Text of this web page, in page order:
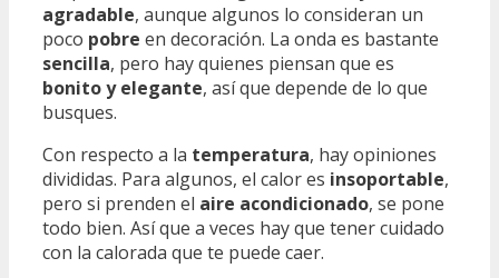
agradable, aunque algunos lo consideran un
poco pobre en decoración. La onda es bastante
sencilla, pero hay quienes piensan que es
bonito y elegante, así que depende de lo que
busques.
Con respecto a la temperatura, hay opiniones
divididas. Para algunos, el calor es insoportable,
pero si prenden el aire acondicionado, se pone
todo bien. Así que a veces hay que tener cuidado
con la calorada que te puede caer.